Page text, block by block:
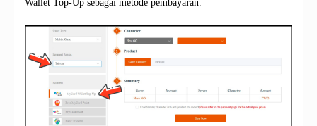
Wallet Top-Up sebagai metode pembayaran.